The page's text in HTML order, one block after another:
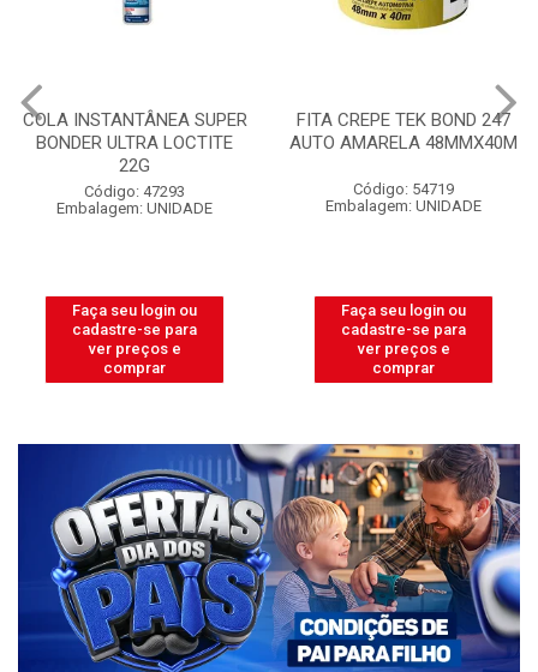
COLA INSTANTÂNEA SUPER
BONDER ULTRA LOCTITE
22G
Código: 47293
Embalagem: UNIDADE
Faça seu login ou
cadastre-se para
ver preços e
comprar
FITA CREPE TEK BOND 247
AUTO AMARELA 48MMX40M
Código: 54719
Embalagem: UNIDADE
Faça seu login ou
cadastre-se para
ver preços e
comprar